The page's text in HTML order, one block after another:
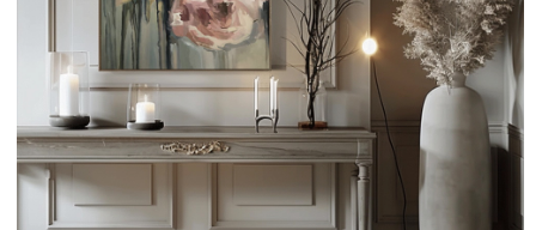
Я ДАЮ СОГЛАСИЕ НА ОБРАБОТКУ
ПЕРСОНАЛЬНЫХ ДАННЫХ И СОГЛАСЕН С
ПОЛИТИКОЙ КОНФИДЕНЦИАЛЬНОСТИ
ДАННЫХ
ОТПРАВИТЬ